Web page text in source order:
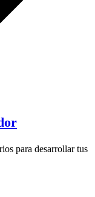
para desarrollar tus